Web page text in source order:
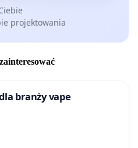
projektowania
branży vape